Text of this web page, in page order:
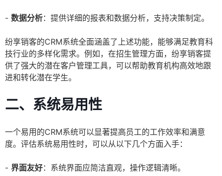
- 数据分析：提供详细的报表和数据分析，支持决策制定。
纷享销客的CRM系统全面涵盖了上述功能，能够满足教育科
技行业的多样化需求。例如，在招生管理方面，纷享销客提
供了强大的潜在客户管理工具，可以帮助教育机构高效地跟
进和转化潜在学生。
二、系统易用性
一个易用的CRM系统可以显著提高员工的工作效率和满意
度。评估系统易用性时，可以从以下几个方面入手：
- 界面友好：系统界面应简洁直观，操作逻辑清晰。